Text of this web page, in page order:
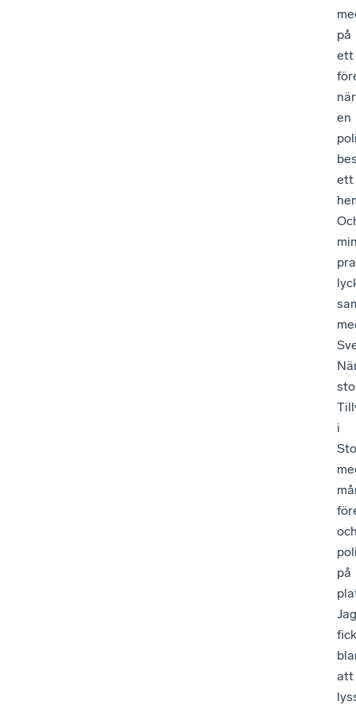
på
ett
när
en
ett
i
på
Jag
fick
att